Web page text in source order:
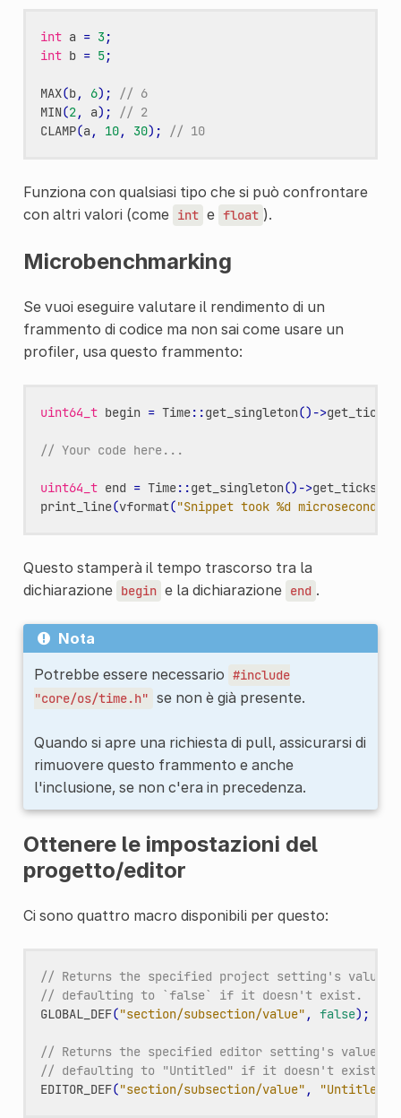
int a = 3;
int b = 5;
MAX(b, 6);
// 6
MIN(2, a);
// 2
CLAMP(a, 10, 30); // 10
Funziona con qualsiasi tipo che si può confrontare
con altri valori (come int e float ).
Microbenchmarking
Se vuoi eseguire valutare il rendimento di un
frammento di codice ma non sai come usare un
profiler, usa questo frammento:
uint64_t begin = Time::get_singleton() ->
// Your code here...
uint64_t end = Time::get_singleton() ->
print_line(vformat("Snippet took %d microseconds"
Questo stamperà il tempo trascorso tra la
dichiarazione begin e la dichiarazione end .
Nota
Potrebbe essere necessario #include
"core/os/time.h" se non è già presente.
Quando si apre una richiesta di pull, assicurarsi di
rimuovere questo frammento e anche
l'inclusione, se non c'era in precedenza.
Ottenere le impostazioni del
progetto/editor
Ci sono quattro macro disponibili per questo:
// Returns the specified project setting's value,
// defaulting to `false` if it doesn't exist.
GLOBAL_DEF("section/subsection/value" , false);
// Returns the specified editor setting's value,
// defaulting to "Untitled" if it doesn't exist.
EDITOR_DEF("section/subsection/value" , "Untitled"